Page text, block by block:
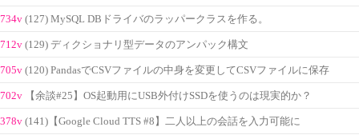
734v (127) MySQL DBドライバのラッパークラスを作る。
712v (129) ディクショナリ型データのアンパック構文
705v (120) PandasでCSVファイルの中身を変更してCSVファイルに保存
702v 【余談#25】OS起動用にUSB外付けSSDを使うのは現実的か？
378v (141)【Google Cloud TTS #8】二人以上の会話を入力可能に